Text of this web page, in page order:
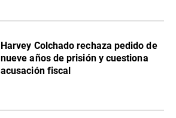
Harvey Colchado rechaza pedido de
nueve años de prisión y cuestiona
acusación fiscal